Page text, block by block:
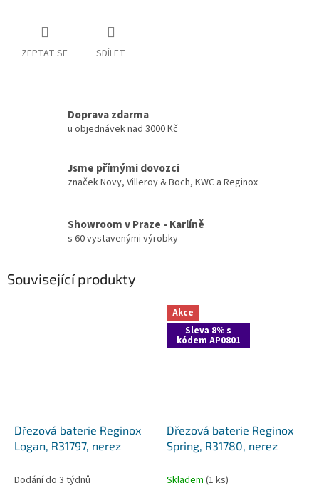
ZEPTAT SE SDÍLET
Doprava zdarma
u objednávek nad 3000 Kč
Jsme přímými dovozci
značek Novy, Villeroy & Boch, KWC a Reginox
Showroom v Praze - Karlíně
s 60 vystavenými výrobky
Související produkty
Dřezová baterie Reginox
Logan, R31797, nerez
Dodání do 3 týdnů
Akce
Sleva 8% s
kódem AP0801
Dřezová baterie Reginox
Spring, R31780, nerez
Skladem (1 ks)